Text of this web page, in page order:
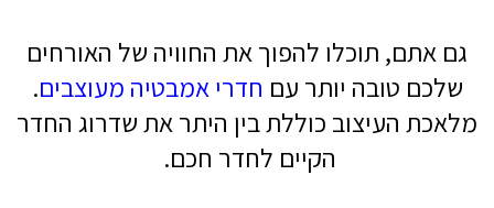
גם אתם, תוכלו להפוך את החוויה של האורחים
שלכם טובה יותר עם חדרי אמבטיה מעוצבים.
מלאכת העיצוב כוללת בין היתר את שדרוג החדר
הקיים לחדר חכם.